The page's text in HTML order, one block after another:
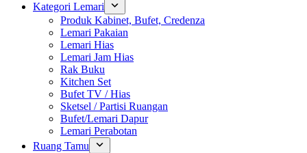
Kategori Lemari
Produk Kabinet, Bufet, Credenza
Lemari Pakaian
Lemari Hias
Lemari Jam Hias
Rak Buku
Kitchen Set
Bufet TV / Hias
Sketsel / Partisi Ruangan
Bufet/Lemari Dapur
Lemari Perabotan
Ruang Tamu